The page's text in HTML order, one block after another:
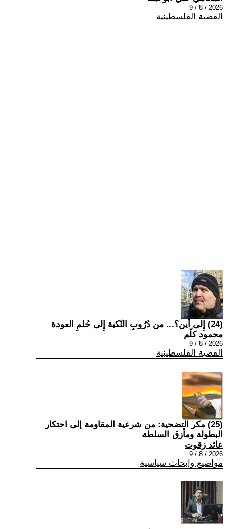
2026 / 8 / 9
القضية الفلسطينية
(24) إِلى أين؟... من دُرُوبِ النّكبة إِلى حُلمِ العودة
محمود كلّم
2026 / 8 / 9
القضية الفلسطينية
(25) مكر التضحية: من شرعية المقاومة إلى احتكار
البطولة ومأزق السلطة
عائد زقوت
2026 / 8 / 9
مواضيع وابحاث سياسية